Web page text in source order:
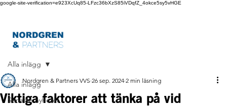
google-site-verification=e923XcUq85-LFzc36bXzS85iVDqfZ_4okce5sy5vHGE
Alla inlägg
Senaste nyheter
Alla inlägg
Viktiga faktorer att tänka på vid
Nordgren & Partners VVS 26 sep. 2024 2 min läsning